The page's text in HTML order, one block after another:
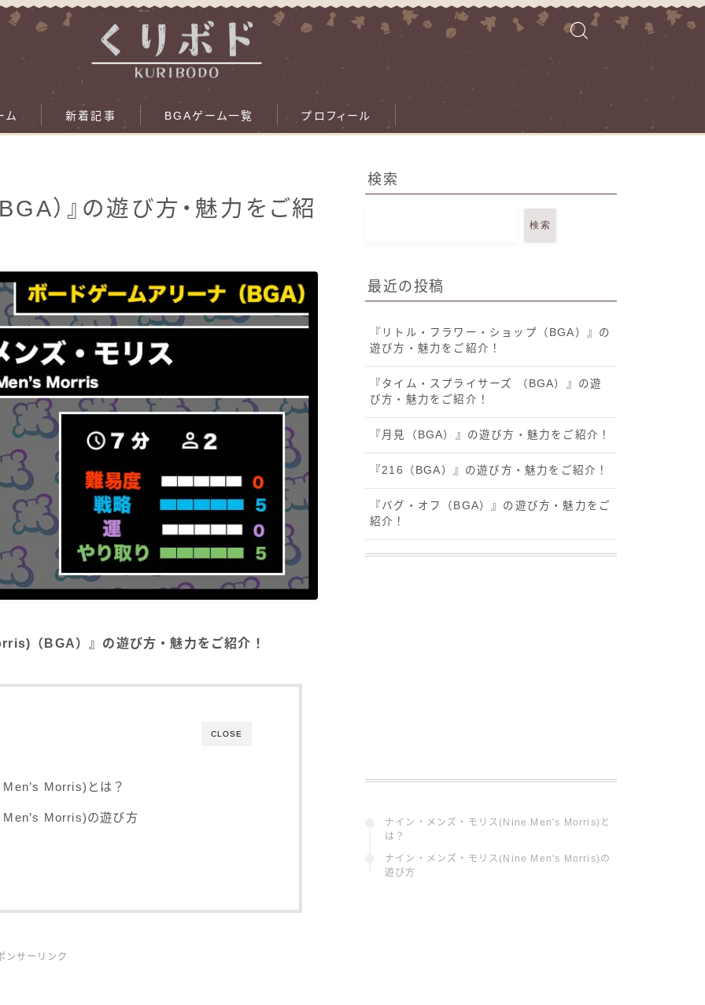
ム 新着記事 BGAゲーム一覧 プロフィール
BGA）』の遊び方・魅力をご紹
（BGA）』の遊び方・魅力をご紹介！
CLOSE
Morris)とは？
Morris)の遊び方
ンサーリンク
検索
検索
最近の投稿
『リトル・フラワー・ショップ（BGA）』の
遊び方・魅力をご紹介！
『タイム・スプライサーズ （BGA）』の遊
び方・魅力をご紹介！
『月見（BGA）』の遊び方・魅力をご紹介！
『216（BGA）』の遊び方・魅力をご紹介！
『バグ・オフ（BGA）』の遊び方・魅力をご
紹介！
ナイン・メンズ・モリス(Nine Men's Morris)と
は？
ナイン・メンズ・モリス(Nine Men's Morris)の
遊び方